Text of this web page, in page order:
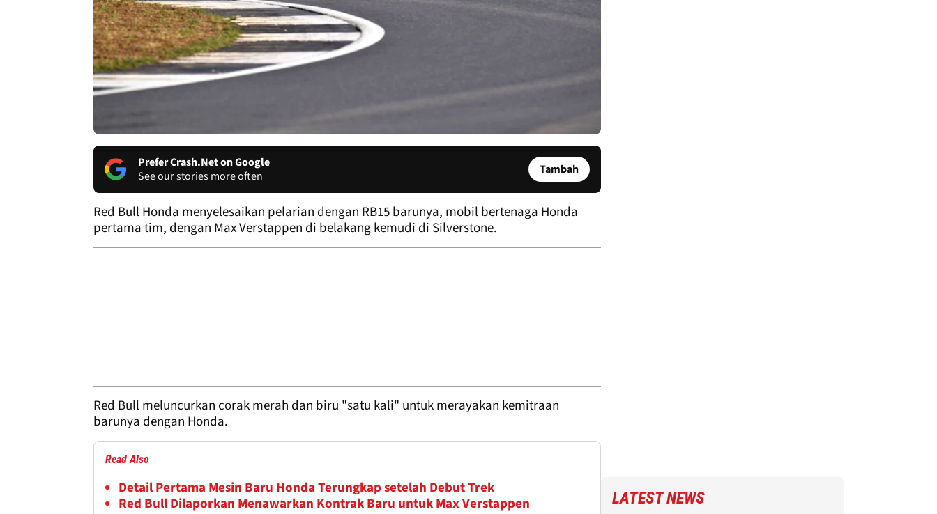
Prefer Crash.Net on Google
See our stories more often
Tambah
Red Bull Honda menyelesaikan pelarian dengan RB15 barunya, mobil bertenaga Honda
pertama tim, dengan Max Verstappen di belakang kemudi di Silverstone.
Red Bull meluncurkan corak merah dan biru "satu kali" untuk merayakan kemitraan
barunya dengan Honda.
Read Also
Detail Pertama Mesin Baru Honda Terungkap setelah Debut Trek
Red Bull Dilaporkan Menawarkan Kontrak Baru untuk Max Verstappen
LATEST NEWS